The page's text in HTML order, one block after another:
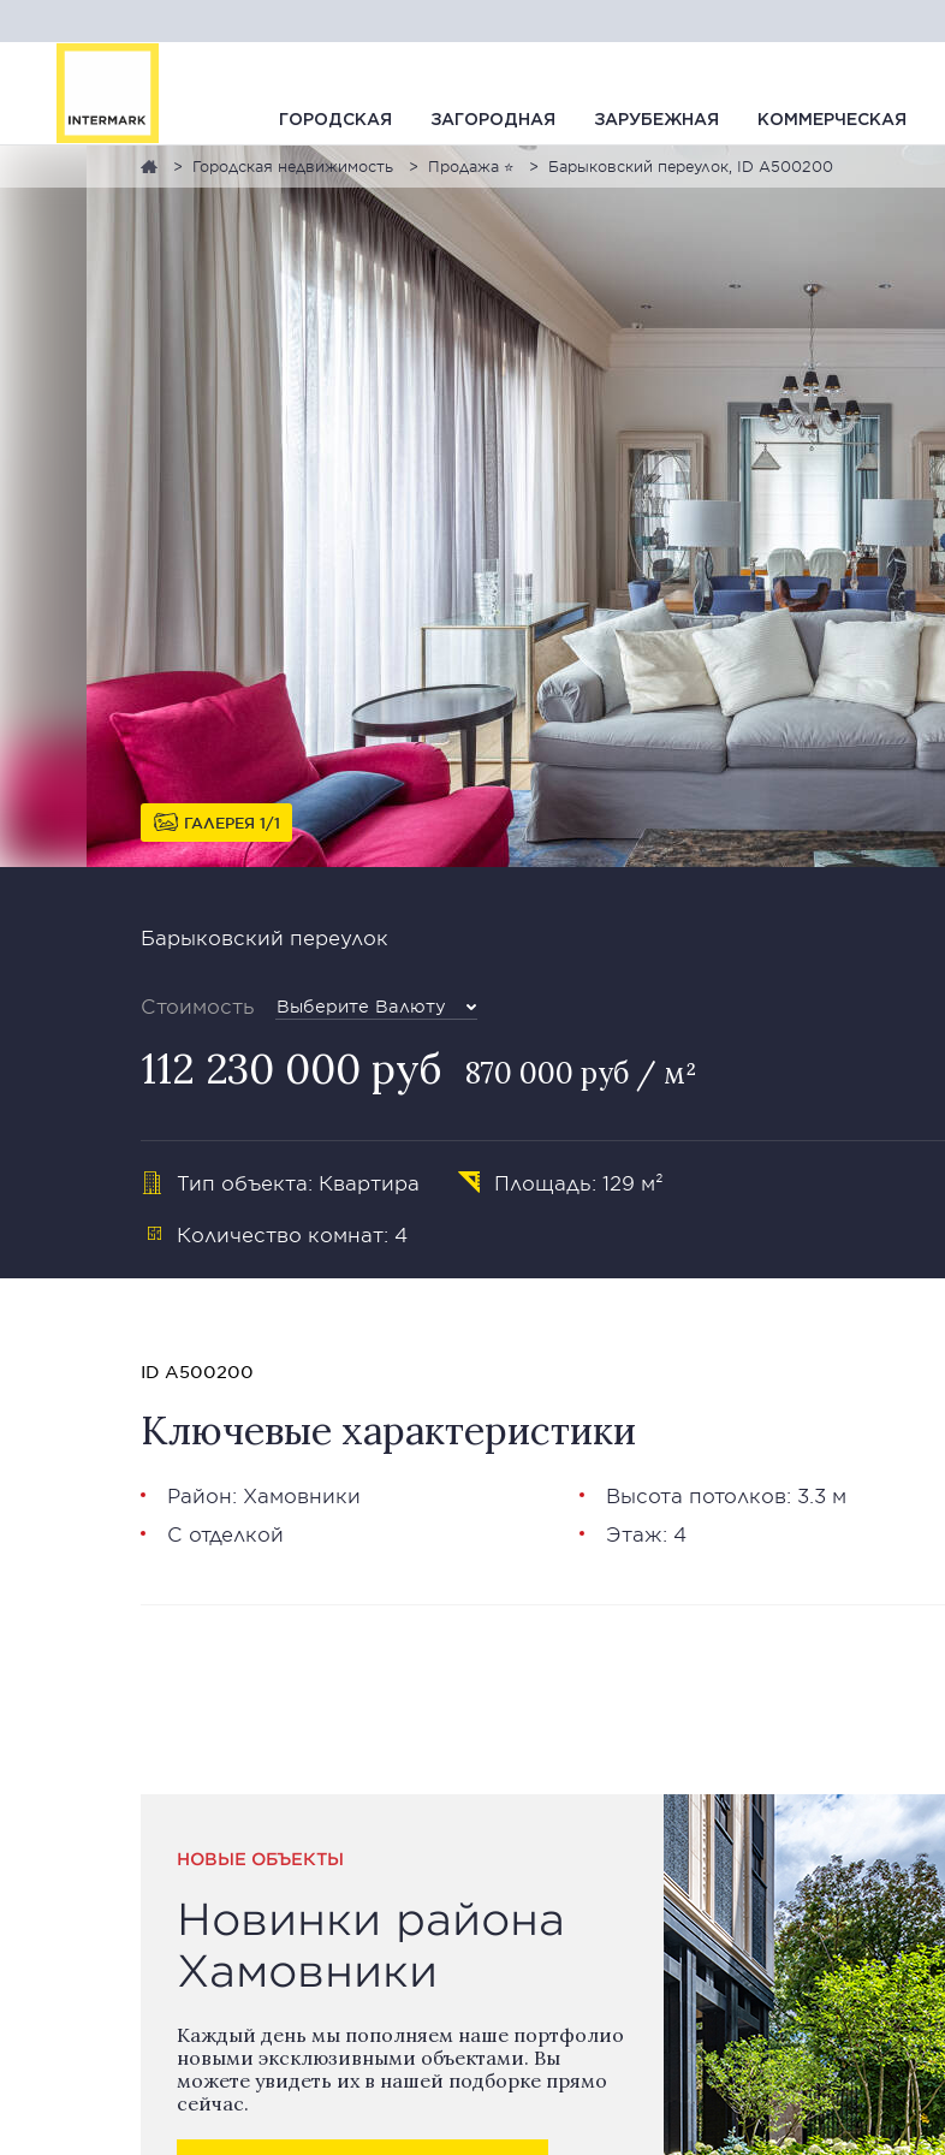
ГОРОДСКАЯ ЗАГОРОДНАЯ ЗАРУБЕЖНАЯ КОММЕРЧЕСКАЯ
Городская недвижимость Продажа ⭐ Барыковский переулок, ID A500200
ГАЛЕРЕЯ 1 1
Барыковский переулок
Стоимость Выберите Валюту
112 230 000 руб 870 000 руб / м²
Тип объекта: Квартира Площадь: 129 м²
Количество комнат: 4
ID A500200
Ключевые характеристики
Район: Хамовники
С отделкой
Высота потолков: 3.3 м
Этаж: 4
НОВЫЕ ОБЪЕКТЫ
Новинки района
Хамовники
Каждый день мы пополняем наше портфолио
новыми эксклюзивными объектами. Вы
можете увидеть их в нашей подборке прямо
сейчас.